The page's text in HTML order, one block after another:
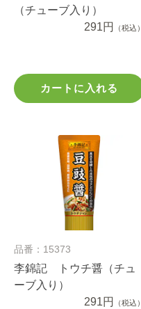
（チューブ入り）
291円
（税込）
カートに入れる
品番：15373
李錦記 トウチ醤（チュ
ーブ入り）
291円
（税込）